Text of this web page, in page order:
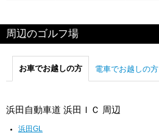
周辺のゴルフ場
お車でお越しの方 電車でお越しの方
浜田自動車道 浜田ＩＣ 周辺
浜田GL